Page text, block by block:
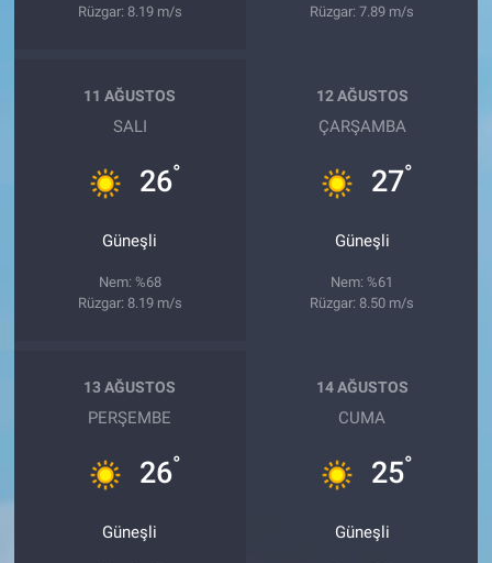
Rüzgar: 8.19 m/s
Rüzgar: 7.89 m/s
11 AĞUSTOS
SALI
26°
Güneşli
Nem: %68
Rüzgar: 8.19 m/s
12 AĞUSTOS
ÇARŞAMBA
27°
Güneşli
Nem: %61
Rüzgar: 8.50 m/s
13 AĞUSTOS
PERŞEMBE
26°
Güneşli
14 AĞUSTOS
CUMA
25°
Güneşli